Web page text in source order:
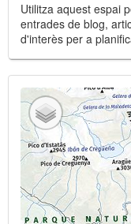
Utilitza aquest espai
entrades de blog,
d'interès per a